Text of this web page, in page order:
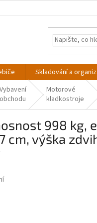
Skladování a
Vybavení
obchodu
Motorové
kladkostroje
998 kg,
výška